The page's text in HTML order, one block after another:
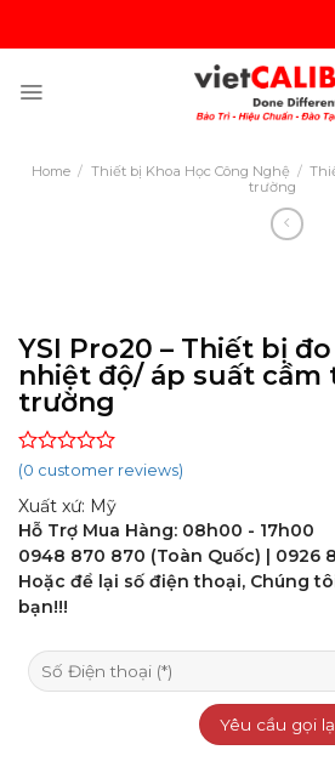
content
Home / Thiết bị Khoa Học Công Nghệ /
trường
YSI Pro20 – Thiết bị
nhiệt độ/ áp suất cầm
trường
Rated
out
of
5
(0 customer reviews)
Xuất xứ: Mỹ
Hỗ Trợ Mua Hàng: 08h00 - 17h00
0948 870 870 (Toàn Quốc) | 0926
Hoặc để lại số điện thoại, Chúng
bạn!!!